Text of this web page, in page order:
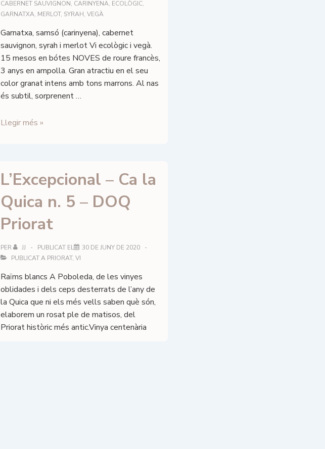
CABERNET SAUVIGNON, CARINYENA, ECOLÒGIC,
GARNATXA, MERLOT, SYRAH, VEGÀ
Garnatxa, samsó (carinyena), cabernet
sauvignon, syrah i merlot Vi ecològic i vegà.
15 mesos en bótes NOVES de roure francès,
3 anys en ampolla. Gran atractiu en el seu
color granat intens amb tons marrons. Al nas
és subtil, sorprenent …
Alkimia
Essència
del
Siurana
DOQ
Llegir més »
L’Excepcional – Ca la
Quica n. 5 – DOQ
Priorat
PER JJ PUBLICAT EL
30 DE JUNY DE 2020
PUBLICAT A PRIORAT, VI
Raïms blancs A Poboleda, de les vinyes
oblidades i dels ceps desterrats de l’any de
la Quica que ni els més vells saben què són,
elaborem un rosat ple de matisos, del
Priorat històric més antic.Vinya centenària